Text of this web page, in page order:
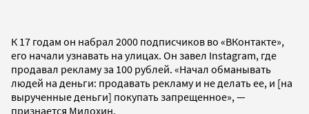
К 17 годам он набрал 2000 подписчиков во «ВКонтакте»,
его начали узнавать на улицах. Он завел Instagram, где
продавал рекламу за 100 рублей. «Начал обманывать
людей на деньги: продавать рекламу и не делать ее, и [на
вырученные деньги] покупать запрещенное», —
признается Милохин.